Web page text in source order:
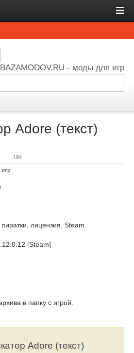
BAZAMODOV.RU - моды для игр
Adore (текст)
194
пиратки, лицензия, Steam.
[Steam]
в папку с игрой.
Adore (текст)